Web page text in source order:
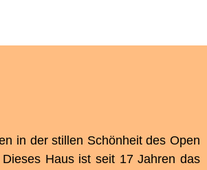
in der stillen Schönheit des Open
Haus ist seit 17 Jahren das